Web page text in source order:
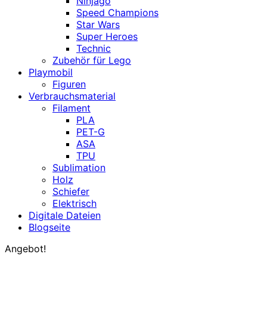
Speed Champions
Star Wars
Super Heroes
Technic
Zubehör für Lego
Playmobil
Figuren
Verbrauchsmaterial
Filament
PLA
PET-G
ASA
TPU
Sublimation
Holz
Schiefer
Elektrisch
Digitale Dateien
Blogseite
Angebot!